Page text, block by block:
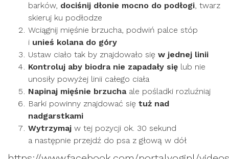
barków, dociśnij dłonie mocno do podłogi, twarz
skieruj ku podłodze
Wciągnij mięśnie brzucha, podwiń palce stóp
i unieś kolana do góry
Ustaw ciało tak by znajdowało się w jednej linii
Kontroluj aby biodra nie zapadały się lub nie
unosiły powyżej linii całego ciała
Napinaj mięśnie brzuchaale pośladki rozluźniaj
Barki powinny znajdować się tuż nad
nadgarstkami
Wytrzymaj w tej pozycji ok. 30 sekund
a następnie przejdź do psa z głową w dół